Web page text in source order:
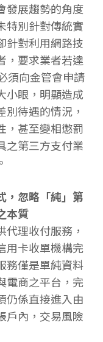
發展趨勢的角度
特別針對傳統實
針對利用網路技
，要求業者若達
須向金管會申請
小眼，明顯造成
待遇的情況，
，甚至變相懲罰
之第三方支付業
，忽略「純」第
本質
理收付服務，
用卡收單機構完
務僅是單純資料
電商之平台，完
仍係直接進入由
戶內，交易風險